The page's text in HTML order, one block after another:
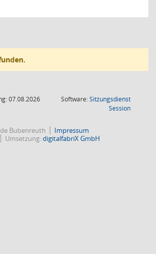
07.08.2026
Software:Sitzungsdienst
Session(Wird in
Bubenreuth
Impressum
Umsetzung:digitalfabriX GmbH